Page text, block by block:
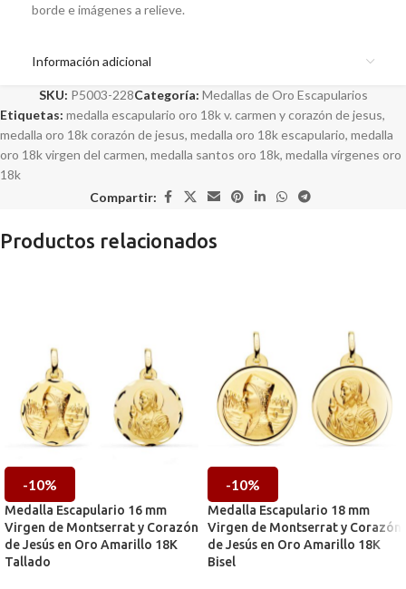
borde e imágenes a relieve.
Información adicional
SKU: P5003-228Categoría: Medallas de Oro Escapularios
Etiquetas: medalla escapulario oro 18k v. carmen y corazón de jesus,
medalla oro 18k corazón de jesus, medalla oro 18k escapulario, medalla
oro 18k virgen del carmen, medalla santos oro 18k, medalla vírgenes oro
18k
Compartir:
Productos relacionados
-10%
Medalla Escapulario 16 mm
Virgen de Montserrat y Corazón
de Jesús en Oro Amarillo 18K
Tallado
-10%
Medalla Escapulario 18 mm
Virgen de Montserrat y Corazón
de Jesús en Oro Amarillo 18K
Bisel